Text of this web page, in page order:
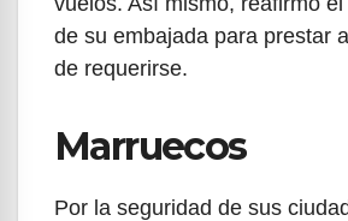
de su embajada para prestar
de requerirse.
Marruecos
Por la seguridad de sus